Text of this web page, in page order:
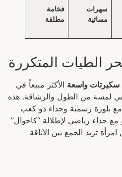
سهرات
مسائية
فخامة
مطلقة
الطيات المتكررة
سكيرتات واسعة الأكثر مبيعاً في
تضفي لمسة من الطول والرشاقة. هذه
مع بلوزة رسمية وحذاء ذو كعب
حذاء رياضي لإطلالة “كاجوال”
امرأة تريد الجمع بين الأناقة